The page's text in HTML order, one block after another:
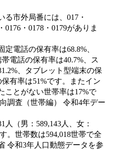
市外局番には、017・
0176・0178・0179がありま
電話の保有率は68.8%、
電話の保有率は40.7%、ス
、タブレット型端末の保
有率は51%です。またイン
ことがない世帯率は17%で
調査（世帯編） 令和4年デー
人（男：589,143人、女：
。世帯数は594,018世帯で全
令和3年人口動態データを参